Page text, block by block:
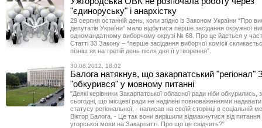
"єдиноруську" і анархістку
29 серпня останній день, коли згідно із Законом України “Про
депутатів України” мало відбутися перше засідання окружної
одномандатному виборчому окрузі № 68. Про це йдеться у
Статті 33 Закону – “перше засідання виборчої комісії
пізніш як на третій день після дня її утворення”.
30.08.2012, 18:02
Балога натякнув, що закарпатський "регіонал"
"обкурився" у мовному питанні
"Деякі керівники Закарпатської обласної ради ніби обкурились,
сьогодні, що місцеві ради не наділені повноваженнями надавати
статусу регіональної, - написав на своїй сторінці в соціальній
Віктор Балога. - Це так вони вирішили відмахнутися від
угорської мови на Закарпатті. Про що це свідчить?"